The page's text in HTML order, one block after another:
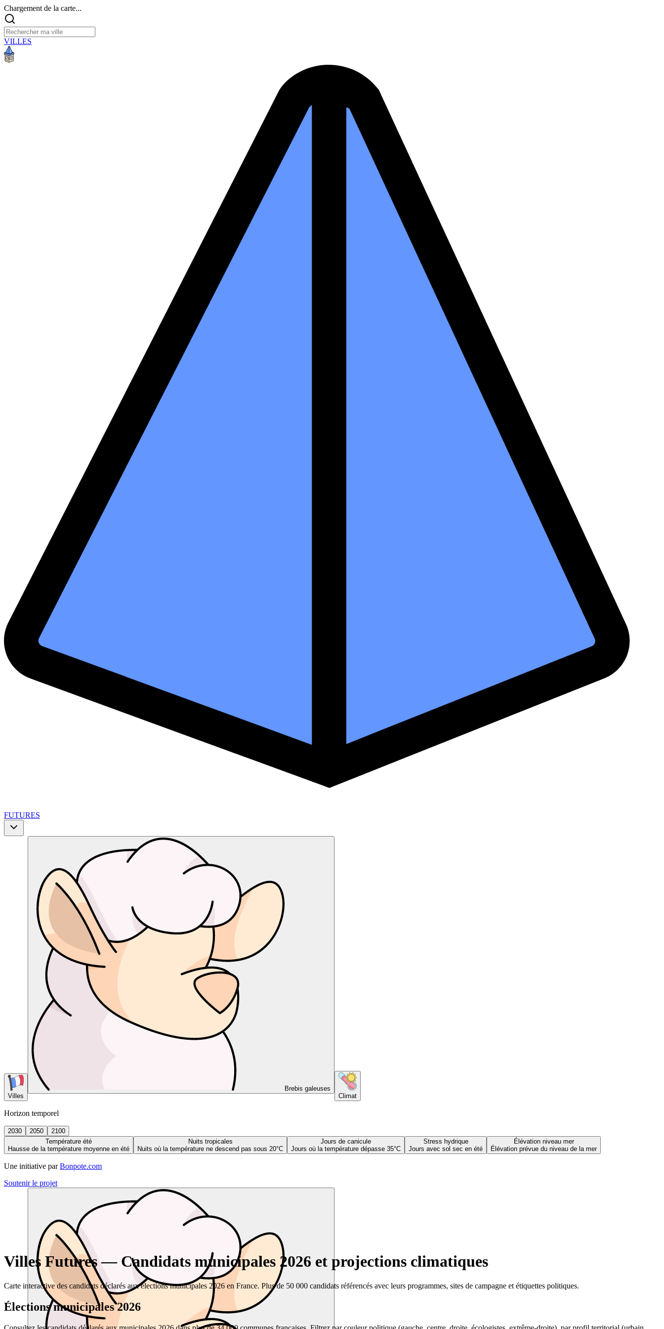
Chargement de la carte...
VILLES
FUTURES
Villes
Brebis galeuses
Climat
Horizon temporel
2030 2050
2100
Température été
Hausse de la température moyenne en été
Nuits tropicales
Nuits où la température ne descend pas sous 20°C
Jours de canicule
Jours où la température dépasse 35°C
Stress hydrique
Jours avec sol sec en été
Élévation niveau mer
Élévation prévue du niveau de la mer
Une initiative par Bonpote.com
Soutenir le projet
Villes Futures — Candidats municipales 2026 et projections climatiques
Carte interactive des candidats déclarés aux élections municipales 2026 en France. Plus de 50 000 candidats référencés avec leurs programmes, sites de campagne et étiquettes politiques.
Élections municipales 2026